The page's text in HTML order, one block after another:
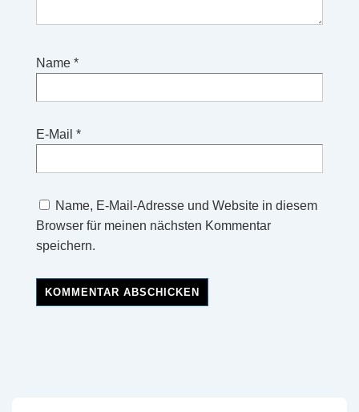
Name *
E-Mail *
Name, E-Mail-Adresse und Website in diesem
Browser für meinen nächsten Kommentar
speichern.